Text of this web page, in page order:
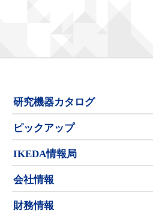
研究機器カタログ
ピックアップ
IKEDA情報局
会社情報
財務情報